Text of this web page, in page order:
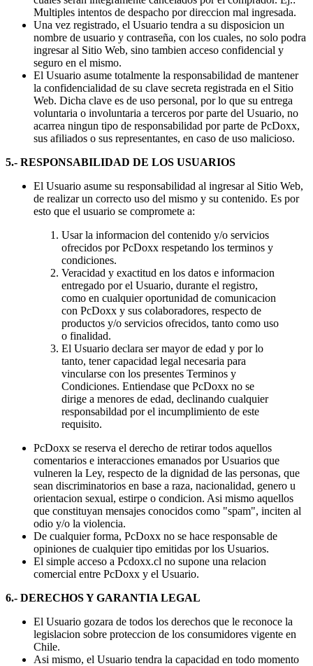
Multiples intentos de despacho por direccion mal ingresada.
Una vez registrado, el Usuario tendra a su disposicion un
nombre de usuario y contraseña, con los cuales, no solo podra
ingresar al Sitio Web, sino tambien acceso confidencial y
seguro en el mismo.
El Usuario asume totalmente la responsabilidad de mantener
la confidencialidad de su clave secreta registrada en el Sitio
Web. Dicha clave es de uso personal, por lo que su entrega
voluntaria o involuntaria a terceros por parte del Usuario, no
acarrea ningun tipo de responsabilidad por parte de PcDoxx,
sus afiliados o sus representantes, en caso de uso malicioso.
5.- RESPONSABILIDAD DE LOS USUARIOS
El Usuario asume su responsabilidad al ingresar al Sitio Web,
de realizar un correcto uso del mismo y su contenido. Es por
esto que el usuario se compromete a:
Usar la informacion del contenido y/o servicios
ofrecidos por PcDoxx respetando los terminos y
condiciones.
Veracidad y exactitud en los datos e informacion
entregado por el Usuario, durante el registro,
como en cualquier oportunidad de comunicacion
con PcDoxx y sus colaboradores, respecto de
productos y/o servicios ofrecidos, tanto como uso
o finalidad.
El Usuario declara ser mayor de edad y por lo
tanto, tener capacidad legal necesaria para
vincularse con los presentes Terminos y
Condiciones. Entiendase que PcDoxx no se
dirige a menores de edad, declinando cualquier
responsabildad por el incumplimiento de este
requisito.
PcDoxx se reserva el derecho de retirar todos aquellos
comentarios e interacciones emanados por Usuarios que
vulneren la Ley, respecto de la dignidad de las personas, que
sean discriminatorios en base a raza, nacionalidad, genero u
orientacion sexual, estirpe o condicion. Asi mismo aquellos
que constituyan mensajes conocidos como "spam", inciten al
odio y/o la violencia.
De cualquier forma, PcDoxx no se hace responsable de
opiniones de cualquier tipo emitidas por los Usuarios.
El simple acceso a Pcdoxx.cl no supone una relacion
comercial entre PcDoxx y el Usuario.
6.- DERECHOS Y GARANTIA LEGAL
El Usuario gozara de todos los derechos que le reconoce la
legislacion sobre proteccion de los consumidores vigente en
Chile.
Asi mismo, el Usuario tendra la capacidad en todo momento